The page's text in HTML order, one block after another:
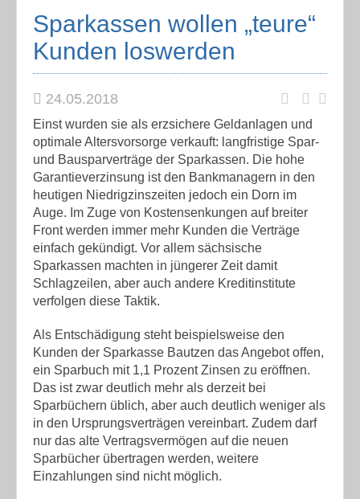
Sparkassen wollen „teure“
Kunden loswerden
24.05.2018
Einst wurden sie als erzsichere Geldanlagen und
optimale Altersvorsorge verkauft: langfristige Spar-
und Bausparverträge der Sparkassen. Die hohe
Garantieverzinsung ist den Bankmanagern in den
heutigen Niedrigzinszeiten jedoch ein Dorn im
Auge. Im Zuge von Kostensenkungen auf breiter
Front werden immer mehr Kunden die Verträge
einfach gekündigt. Vor allem sächsische
Sparkassen machten in jüngerer Zeit damit
Schlagzeilen, aber auch andere Kreditinstitute
verfolgen diese Taktik.
Als Entschädigung steht beispielsweise den
Kunden der Sparkasse Bautzen das Angebot offen,
ein Sparbuch mit 1,1 Prozent Zinsen zu eröffnen.
Das ist zwar deutlich mehr als derzeit bei
Sparbüchern üblich, aber auch deutlich weniger als
in den Ursprungsverträgen vereinbart. Zudem darf
nur das alte Vertragsvermögen auf die neuen
Sparbücher übertragen werden, weitere
Einzahlungen sind nicht möglich.